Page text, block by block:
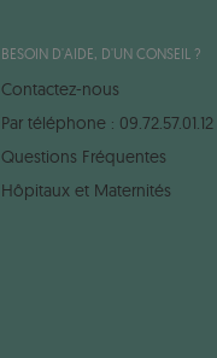
BESOIN D'AIDE, D'UN CONSEIL ?
Contactez-nous
Par téléphone :
Questions Fréquentes
Hôpitaux et Maternités